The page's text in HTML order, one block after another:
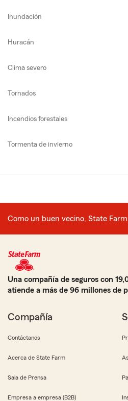
Inundación
Huracán
Clima severo
Tornados
Incendios forestales
Tormenta de invierno
Como un buen vecino, State
Una compañía de seguros con
atiende a más de 96 millones de
Compañía
Contáctanos
Acerca de State Farm
Sala de Prensa
Empresa a empresa (B2B)